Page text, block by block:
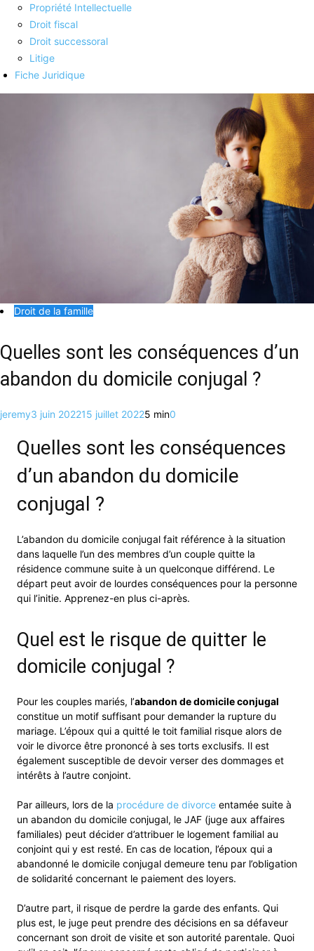
Propriété Intellectuelle
Droit fiscal
Droit successoral
Litige
Fiche Juridique
Droit de la famille
Quelles sont les conséquences d’un
abandon du domicile conjugal ?
jeremy3 juin 202215 juillet 20225 min0
Quelles sont les conséquences
d’un abandon du domicile
conjugal ?
L’abandon du domicile conjugal fait référence à la situation
dans laquelle l’un des membres d’un couple quitte la
résidence commune suite à un quelconque différend. Le
départ peut avoir de lourdes conséquences pour la personne
qui l’initie. Apprenez-en plus ci-après.
Quel est le risque de quitter le
domicile conjugal ?
Pour les couples mariés, l’abandon de domicile conjugal
constitue un motif suffisant pour demander la rupture du
mariage. L’époux qui a quitté le toit familial risque alors de
voir le divorce être prononcé à ses torts exclusifs. Il est
également susceptible de devoir verser des dommages et
intérêts à l’autre conjoint.
Par ailleurs, lors de la procédure de divorce entamée suite à
un abandon du domicile conjugal, le JAF (juge aux affaires
familiales) peut décider d’attribuer le logement familial au
conjoint qui y est resté. En cas de location, l’époux qui a
abandonné le domicile conjugal demeure tenu par l’obligation
de solidarité concernant le paiement des loyers.
D’autre part, il risque de perdre la garde des enfants. Qui
plus est, le juge peut prendre des décisions en sa défaveur
concernant son droit de visite et son autorité parentale. Quoi